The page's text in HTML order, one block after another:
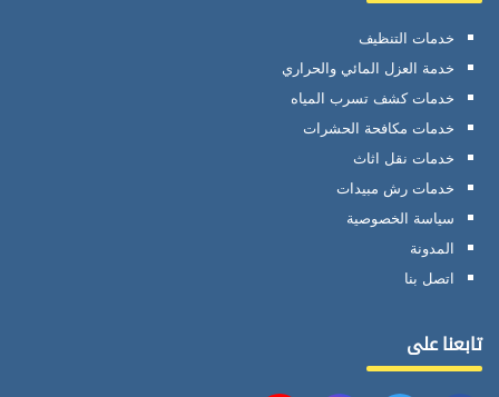
خدمات التنظيف
خدمة العزل المائي والحراري
خدمات كشف تسرب المياه
خدمات مكافحة الحشرات
خدمات نقل اثاث
خدمات رش مبيدات
سياسة الخصوصية
المدونة
اتصل بنا
تابعنا على